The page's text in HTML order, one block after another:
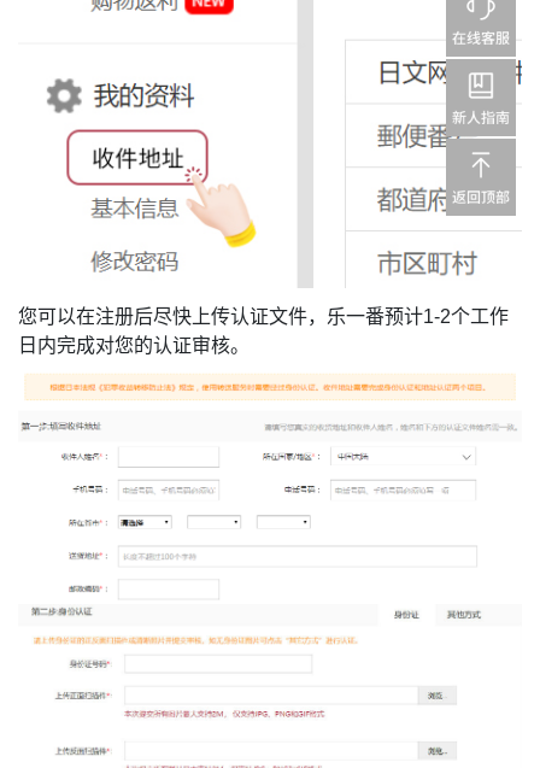
您可以在注册后尽快上传认证文件，乐一番预计1-2个工作
日内完成对您的认证审核。